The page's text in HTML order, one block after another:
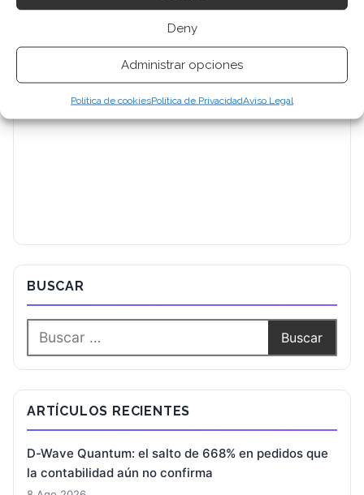
Deny
Administrar opciones
Política de cookiesPolítica de PrivacidadAviso Legal
BUSCAR
ARTÍCULOS RECIENTES
D-Wave Quantum: el salto de 668% en pedidos que
la contabilidad aún no confirma